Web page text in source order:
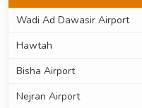
Wadi Ad Dawasir Airport
Hawtah
Bisha Airport
Nejran Airport